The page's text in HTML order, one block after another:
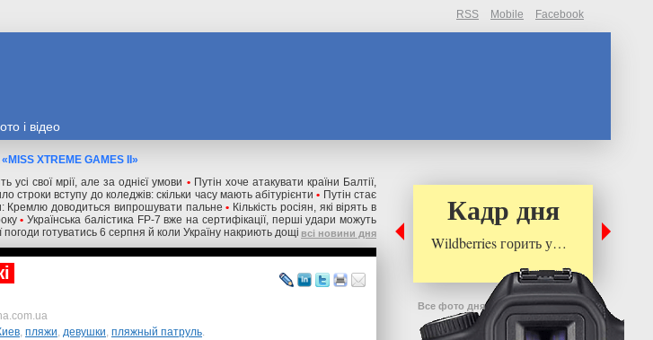
RSS Mobile Facebook
і відео
XTREME GAMES II»
усі свої мрії, але за однієї умови • Путін хоче атакувати країни Балтії,
строки вступу до коледжів: скільки часу мають абітурієнти • Путін стає
Кремлю доводиться випрошувати пальне • Кількість росіян, які вірять в
• Українська балістика FP-7 вже на сертифікації, перші удари можуть
готуватись 6 серпня й коли Україну накриють дощі всі новини дня
, пляжи, девушки, пляжный патруль.
Кадр дня
Wildberries горить у…
Все фото дня